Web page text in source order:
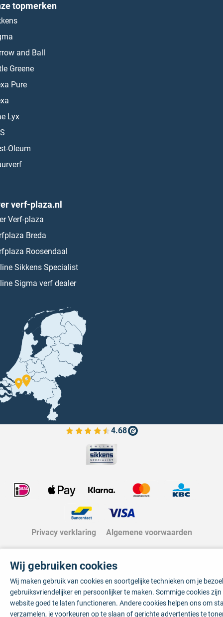
topmerken
and Ball
Greene
Pure
Lyx
Oleum
verf-plaza.nl
Verf-plaza
Breda
Roosendaal
Sikkens Specialist
Sigma verf dealer
4.68
Bekijk de verfplaza beoordelingen
Privacy verklaring Algemene voorwaarden
Wij gebruiken cookies
Wij maken gebruik van cookies en soortgelijke technieken om je
gebruiksvriendelijker en persoonlijker te maken. Sommige cookies
website goed te laten functioneren. Andere cookies helpen ons om
verzamelen, je voorkeuren op te slaan of gerichte advertenties te